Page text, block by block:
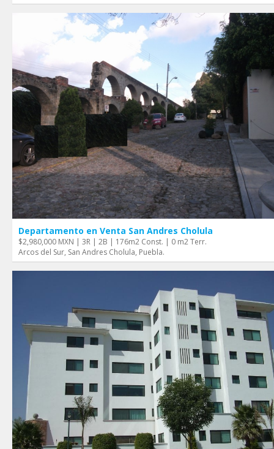
Departamento en Venta San Andres Cholula
$2,980,000 MXN | 3R | 2B | 176m2 Const. | 0 m2 Terr.
Arcos del Sur, San Andres Cholula, Puebla.